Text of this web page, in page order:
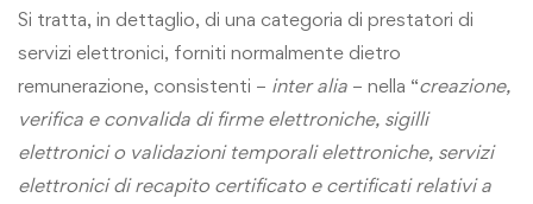
Si tratta, in dettaglio, di una categoria di prestatori di
servizi elettronici, forniti normalmente dietro
remunerazione, consistenti – inter alia – nella “creazione,
verifica e convalida di firme elettroniche, sigilli
elettronici o validazioni temporali elettroniche, servizi
elettronici di recapito certificato e certificati relativi a